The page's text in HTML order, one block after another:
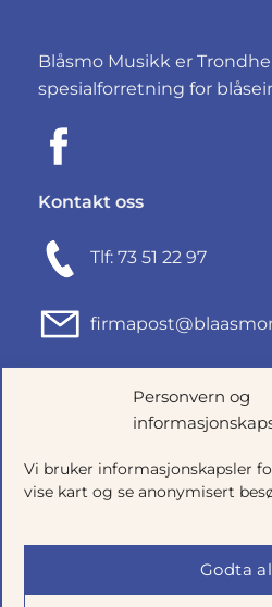
Personvern og
Vi bruker informasjonskapsler
vise kart og se anonymisert
Godta
Blåsmo Musikk er
spesialforretning for
Kontakt oss
Tlf: 73 51 22 97
Fjordgata 46, 7010